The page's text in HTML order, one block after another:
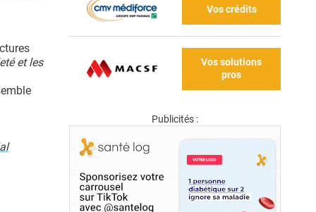
et les
Vos crédits
Vos solutions
pros
Publicités :